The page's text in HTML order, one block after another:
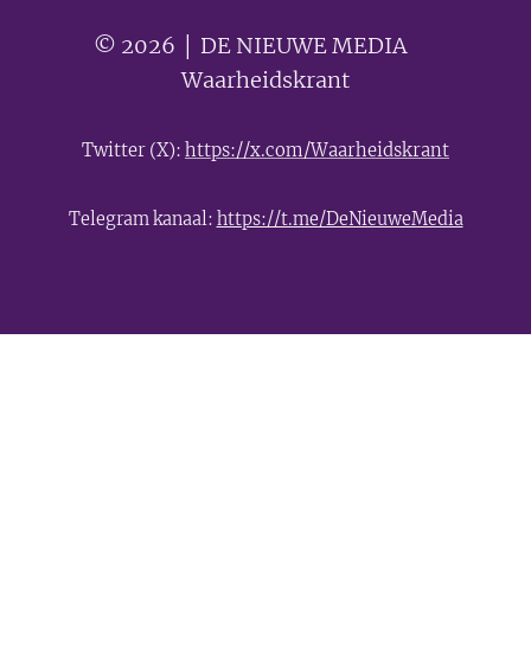
© 2026 │ DE NIEUWE MEDIA 🟣
Waarheidskrant
Twitter (X): https://x.com/Waarheidskrant
Telegram kanaal: https://t.me/DeNieuweMedia